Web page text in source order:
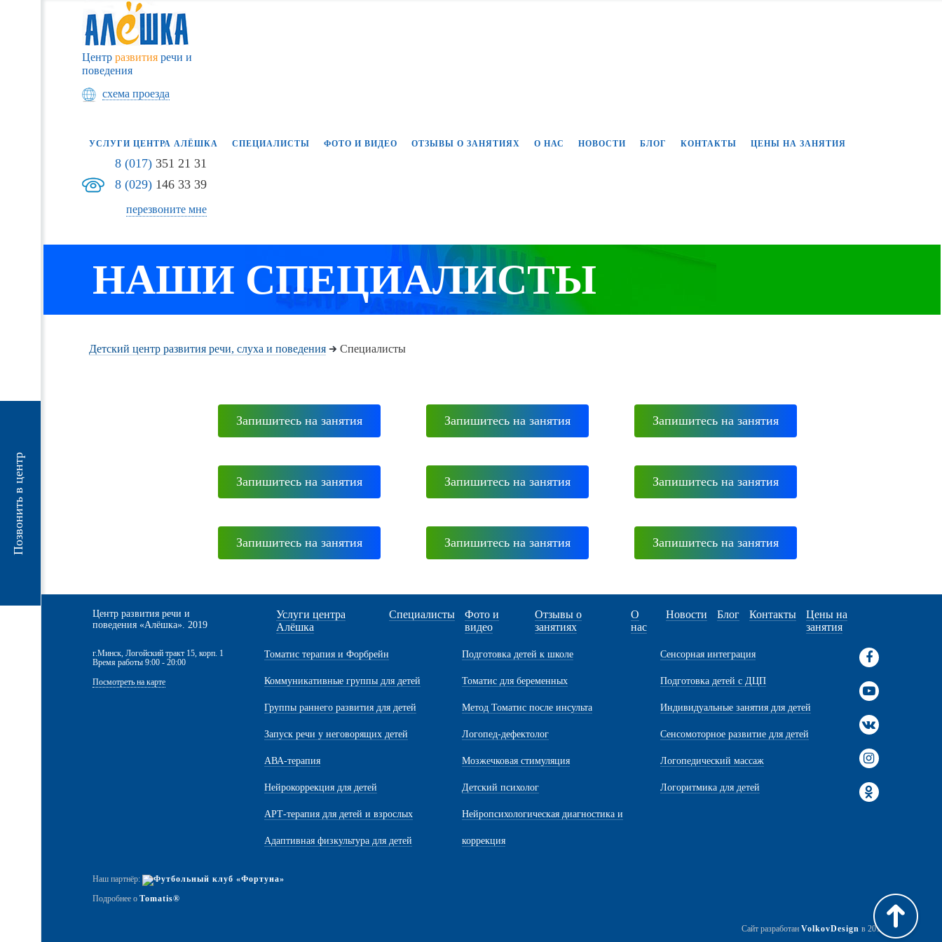
Позвонить в центр
Центр развитияречи и
поведения
схема проезда
УСЛУГИ ЦЕНТРА АЛЁШКА СПЕЦИАЛИСТЫ ФОТО И ВИДЕО ОТЗЫВЫ О ЗАНЯТИЯХ О НАС НОВОСТИ БЛОГ КОНТАКТЫ ЦЕНЫ НА ЗАНЯТИЯ
8 (017)351 21 31
8 (029)146 33 39
перезвоните мне
НАШИ СПЕЦИАЛИСТЫ
Детский центр развития речи, слуха и поведения Специалисты
Запишитесь на занятия Запишитесь на занятия Запишитесь на занятия
Запишитесь на занятия Запишитесь на занятия Запишитесь на занятия
Запишитесь на занятия Запишитесь на занятия Запишитесь на занятия
Центр развития речи и
поведения «Алёшка». 2019
Услуги центра
Алёшка
Специалисты
Фото и
видео
Отзывы о
занятиях
О
нас
Новости Блог Контакты
Цены на
занятия
г.Минск, Логойский тракт 15, корп. 1
Время работы 9:00 - 20:00
Посмотреть на карте
Томатис терапия и Форбрейн
Коммуникативные группы для детей
Группы раннего развития для детей
Запуск речи у неговорящих детей
АВА-терапия
Нейрокоррекция для детей
АРТ-терапия для детей и взрослых
Адаптивная физкультура для детей
Подготовка детей к школе
Томатис для беременных
Метод Томатис после инсульта
Логопед-дефектолог
Мозжечковая стимуляция
Детский психолог
Нейропсихологическая диагностика и
коррекция
Сенсорная интеграция
Подготовка детей с ДЦП
Индивидуальные занятия для детей
Сенсомоторное развитие для детей
Логопедический массаж
Логоритмика для детей
Наш партнёр:
Подробнее о Tomatis®
Сайт разработан VolkovDesign в 2017 г.